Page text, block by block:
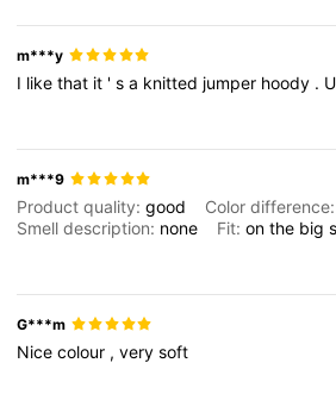
16K Follower
m***y
I likethat it 'sa knitted jumper hoody .
m***9
Product quality:good Color difference:
Smell description: none Fit:onthe big
G***m
Nicecolour ,verysoft